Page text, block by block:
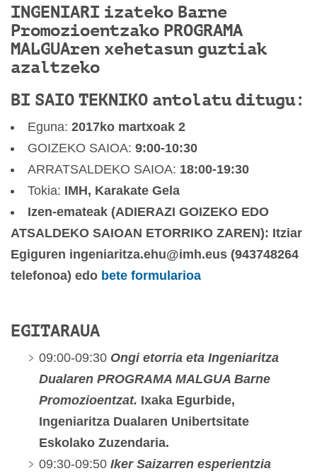
INGENIARI izateko Barne
Promozioentzako PROGRAMA
MALGUAren xehetasun guztiak
azaltzeko
BI SAIO TEKNIKO antolatu ditugu:
Eguna: 2017ko martxoak 2
GOIZEKO SAIOA: 9:00-10:30
ARRATSALDEKO SAIOA: 18:00-19:30
Tokia: IMH, Karakate Gela
Izen-emateak (ADIERAZI GOIZEKO EDO
ATSALDEKO SAIOAN ETORRIKO ZAREN): Itziar
Egiguren ingeniaritza.ehu@imh.eus (943748264
telefonoa) edo bete formularioa
EGITARAUA
09:00-09:30 Ongi etorria eta Ingeniaritza
Dualaren PROGRAMA MALGUA Barne
Promozioentzat. Ixaka Egurbide,
Ingeniaritza Dualaren Unibertsitate
Eskolako Zuzendaria.
09:30-09:50 Iker Saizarren esperientzia